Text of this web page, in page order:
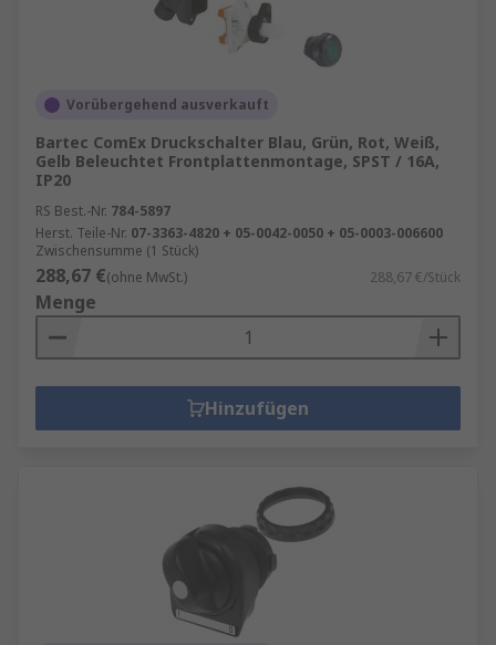
Vorübergehend ausverkauft
Bartec ComEx Druckschalter Blau, Grün, Rot, Weiß,
Gelb Beleuchtet Frontplattenmontage, SPST / 16A,
IP20
RS Best.-Nr. 784-5897
Herst. Teile-Nr. 07-3363-4820 + 05-0042-0050 + 05-0003-006600
Zwischensumme (1 Stück)
288,67 €(ohne MwSt.) 288,67 €/Stück
Menge
Hinzufügen